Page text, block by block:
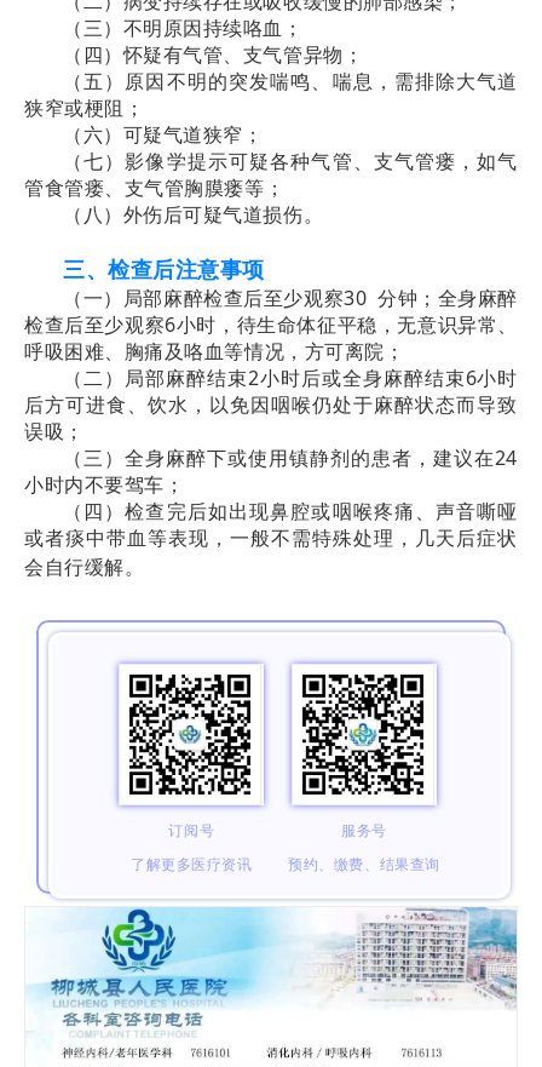
（三）不明原因持续咯血；
（四）怀疑有气管、 支气管异物 ；
（五）原因不明的突发喘鸣、喘息，需排除大气道
狭窄或梗阻；
（六）可疑气道狭窄；
（七）影像学提示可疑各种气管、支气管瘘，如气
管食管瘘、支气管胸膜瘘等；
（八）外伤后可疑气道损伤。
三、检查后注意事项
（一）局部麻醉检查后至少观察30 分钟；全身麻醉
检查后至少观察6小时，待生命体征平稳，无意识异常、
呼吸困难、胸痛及咯血等情况，方可离院；
（二）局部麻醉结束2小时后或全身麻醉结束6小时
后方可进食、饮水，以免因咽喉仍处于麻醉状态而导致
误吸；
（三）全身麻醉下或使用镇静剂的患者，建议在24
小时内不要驾车；
（四）检查完后如出现鼻腔或咽喉疼痛、声音嘶哑
或者痰中带血等表现，一般不需特殊处理，几天后症状
会自行缓解。
订阅号
了解更多医疗资讯
服务号
预约、缴费、结果查询